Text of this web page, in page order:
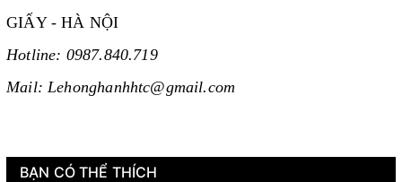
GIẤY - HÀ NỘI
Hotline: 0987.840.719
Mail: Lehonghanhhtc@gmail.com
BẠN CÓ THỂ THÍCH